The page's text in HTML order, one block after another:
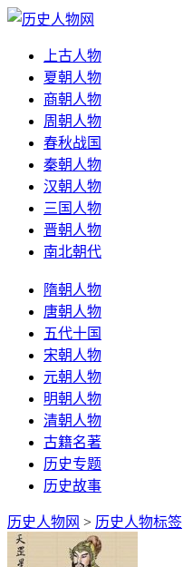
上古人物
夏朝人物
商朝人物
周朝人物
春秋战国
秦朝人物
汉朝人物
三国人物
晋朝人物
南北朝代
隋朝人物
唐朝人物
五代十国
宋朝人物
元朝人物
明朝人物
清朝人物
古籍名著
历史专题
历史故事
历史人物网 > 历史人物标签